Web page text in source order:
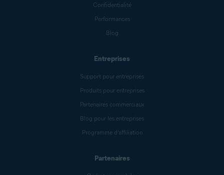
Confidentialité
Performances
Blog
Entreprises
Support pour entreprises
Produits pour entreprises
Partenaires commerciaux
Blog pour les entreprises
Programme d’affiliation
Partenaires